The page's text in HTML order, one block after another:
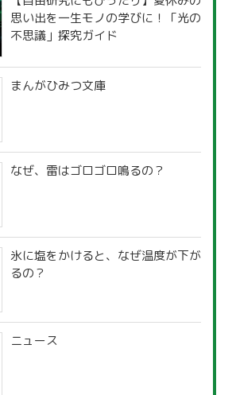
思い出を一生モノの学びに！「光の
不思議」探究ガイド
まんがひみつ文庫
なぜ、雷はゴロゴロ鳴るの？
氷に塩をかけると、なぜ温度が下が
るの？
ニュース